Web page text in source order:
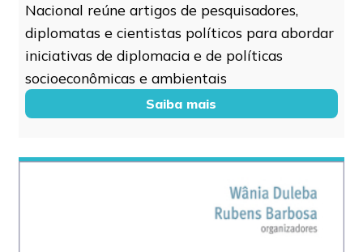
Nacional reúne artigos de pesquisadores,
diplomatas e cientistas políticos para abordar
iniciativas de diplomacia e de políticas
socioeconômicas e ambientais
Saiba mais